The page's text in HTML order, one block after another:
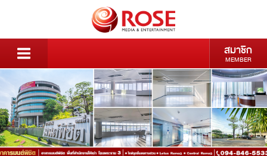
สมาชิก
MEMBER